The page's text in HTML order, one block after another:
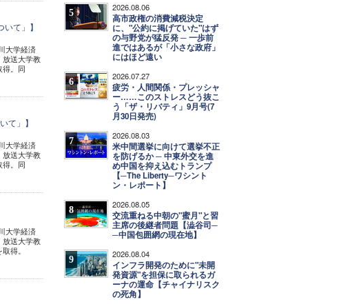
て」】
大学経済
放送大学教
得。同
て」】
大学経済
放送大学教
得。同
大学経済
放送大学教
得。
5 2026.08.06
高市政権の消費減税決定
に、"公約に掲げていた"はず
の与野党が猛反発 ─ 一歩前
進ではあるが「小さな政府」
にはほど遠い
6 2026.07.27
疲労・人間関係・プレッシャ
ー……このストレスどう抜こ
う「ザ・リバティ」9月号(7
月30日発売)
7 2026.08.03
米中間選挙に向けて選挙不正
を防げるか ─ 中東外交を進
め中国を抑え込むトランプ
【─The Liberty─ワシント
ン・レポート】
8 2026.08.05
交流重ねる中朝の"蜜月"と習
主席の後継者問題【澁谷司─
─中国包囲網の現在地】
9 2026.08.04
インフラ開発のために"未開
発資源"を担保に取られるガ
ーナの運命【チャイナリスク
の死角】